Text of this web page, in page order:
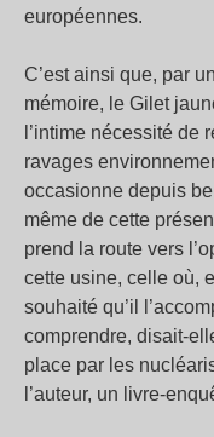
européennes.
C’est ainsi que, par
mémoire, le Gilet
l’intime nécessité de
ravages
occasionne depuis
même de cette
prend la route vers
cette usine, celle où,
souhaité qu’il
comprendre, disait-
place par les
l’auteur, un livre-